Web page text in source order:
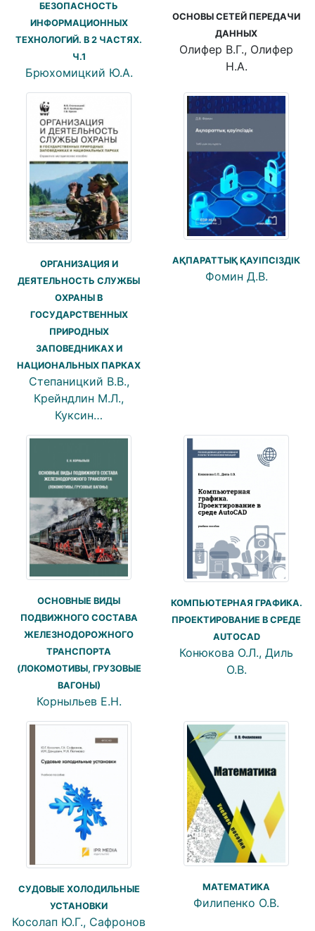
БЕЗОПАСНОСТЬ
ИНФОРМАЦИОННЫХ
ТЕХНОЛОГИЙ. В 2 ЧАСТЯХ.
Ч.1
Брюхомицкий Ю.А.
ОСНОВЫ СЕТЕЙ ПЕРЕДАЧИ
ДАННЫХ
Олифер В.Г., Олифер
Н.А.
ОРГАНИЗАЦИЯ И
ДЕЯТЕЛЬНОСТЬ СЛУЖБЫ
ОХРАНЫ В
ГОСУДАРСТВЕННЫХ
ПРИРОДНЫХ
ЗАПОВЕДНИКАХ И
НАЦИОНАЛЬНЫХ ПАРКАХ
Степаницкий В.В.,
Крейндлин М.Л.,
Куксин…
АҚПАРАТТЫҚ ҚАУІПСІЗДІК
Фомин Д.В.
ОСНОВНЫЕ ВИДЫ
ПОДВИЖНОГО СОСТАВА
ЖЕЛЕЗНОДОРОЖНОГО
ТРАНСПОРТА
(ЛОКОМОТИВЫ, ГРУЗОВЫЕ
ВАГОНЫ)
Корныльев Е.Н.
КОМПЬЮТЕРНАЯ ГРАФИКА.
ПРОЕКТИРОВАНИЕ В СРЕДЕ
AUTOCAD
Конюкова О.Л., Диль
О.В.
СУДОВЫЕ ХОЛОДИЛЬНЫЕ
УСТАНОВКИ
Косолап Ю.Г., Сафронов
МАТЕМАТИКА
Филипенко О.В.